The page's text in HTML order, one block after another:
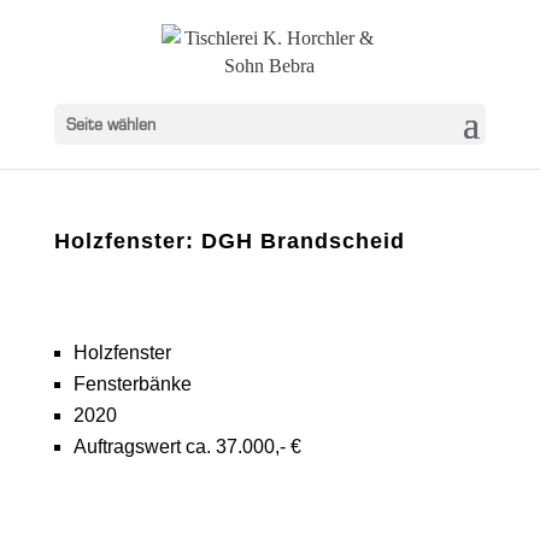
Seite wählen
Holzfenster: DGH Brandscheid
Holzfenster
Fensterbänke
2020
Auftragswert ca. 37.000,- €